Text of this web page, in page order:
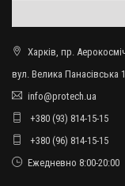
Харків, пр.
вул. Велика Панасівська
info@protech.ua
+380 (93) 814-15-15
+380 (96) 814-15-15
Ежедневно 8:00-20:00